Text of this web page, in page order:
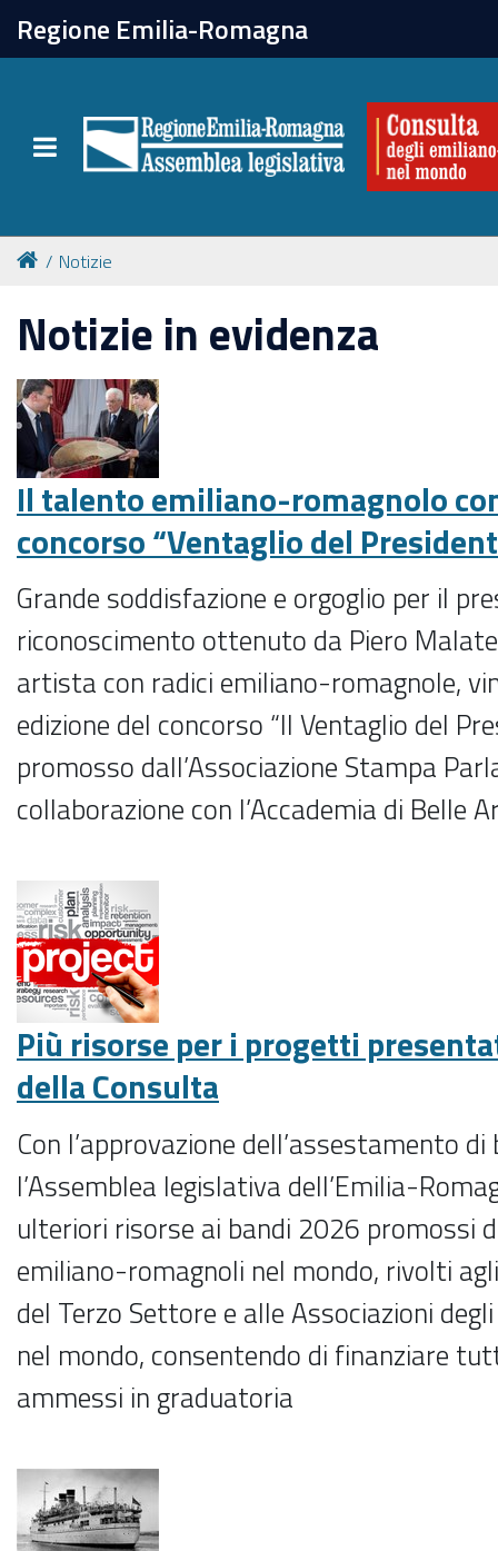
Regione Emilia-Romagna
Toggle navigation
chiudi
Attività
Per chi vive all'estero
Newsletter
Notizie
Notizie in evidenza
Il talento emiliano-romagnolo
concorso “Ventaglio del
Grande soddisfazione e orgoglio per il
riconoscimento ottenuto da Piero
artista con radici emiliano-romagnole,
edizione del concorso “Il Ventaglio del
promosso dall’Associazione Stampa
collaborazione con l’Accademia di Belle
Più risorse per i progetti
della Consulta
Con l’approvazione dell’assestamento di
l’Assemblea legislativa dell’Emilia-
ulteriori risorse ai bandi 2026 promossi
emiliano-romagnoli nel mondo, rivolti
del Terzo Settore e alle Associazioni
nel mondo, consentendo di finanziare
ammessi in graduatoria